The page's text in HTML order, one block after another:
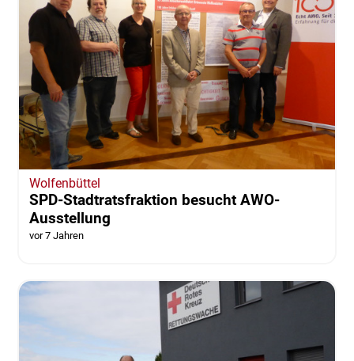
Wolfenbüttel
SPD-Stadtratsfraktion besucht AWO-
Ausstellung
vor 7 Jahren